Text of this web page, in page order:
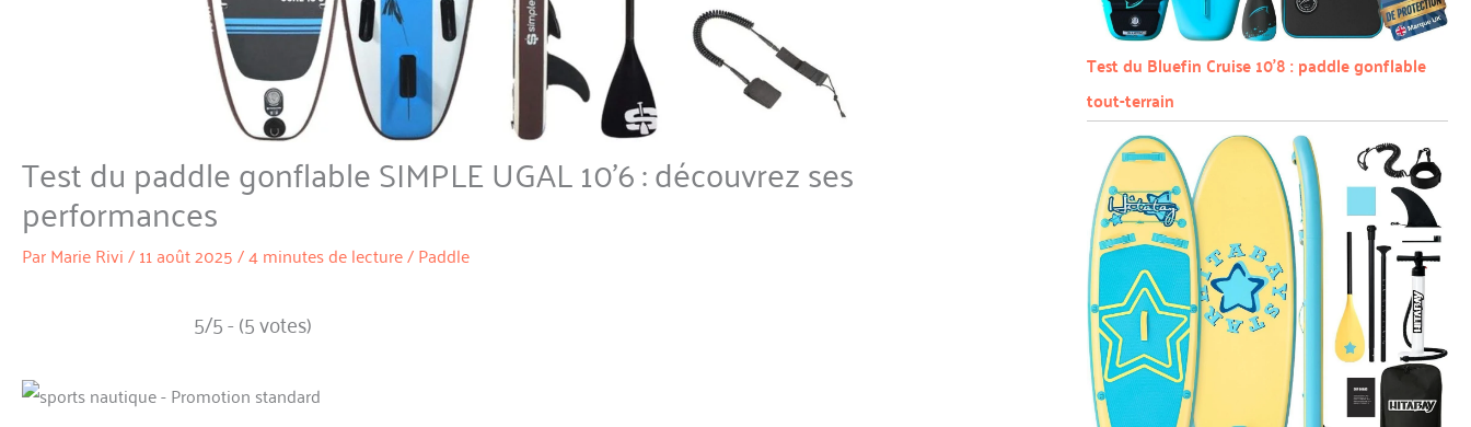
Test du paddle gonflable SIMPLE UGAL 10’6 : découvrez ses
performances
ParMarie Rivi/11 août 2025/4 minutes de lecture/Paddle
5/5 - (5 votes)
Test du Bluefin Cruise 10’8 : paddle gonflable
tout-terrain